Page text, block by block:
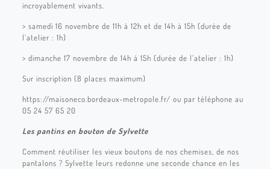
incroyablement vivants.
> samedi 16 novembre de 11h à 12h et de 14h à 15h (durée de
l’atelier : 1h)
> dimanche 17 novembre de 14h à 15h (durée de l’atelier : 1h)
Sur inscription (8 places maximum)
https://maisoneco.bordeaux-metropole.fr/ ou par téléphone au
05 24 57 65 20
Les pantins en bouton de Sylvette
Comment réutiliser les vieux boutons de nos chemises, de nos
pantalons ? Sylvette leurs redonne une seconde chance en les